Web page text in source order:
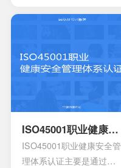
者是已经年检的营业执
工艺的流程图以及工作原
告，用途信息，产量信
息，还有技术信息等等。
产品标准清单，还有产品
标准清单的法律法规。
ISO45001职业健康安全管理体系认证
ISO45001职业健康安全管
理体系认证主要是通过专